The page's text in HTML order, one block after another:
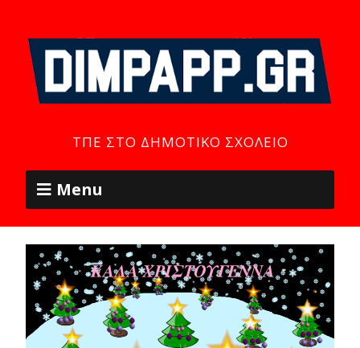
ΤΠΕ ΣΤΟ ΔΗΜΟΤΙΚΌ ΣΧΟΛΕΊΟ
Menu